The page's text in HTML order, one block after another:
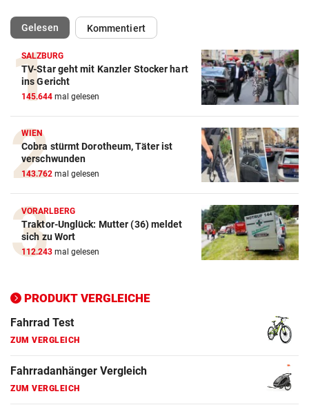
Gelesen(ausgewählt)Kommentiert
SALZBURG
TV-Star geht mit Kanzler Stocker hart
ins Gericht
145.644 mal gelesen
WIEN
Cobra stürmt Dorotheum, Täter ist
verschwunden
143.762 mal gelesen
VORARLBERG
Traktor-Unglück: Mutter (36) meldet
sich zu Wort
112.243 mal gelesen
PRODUKT VERGLEICHE
Action-Cam Vergleich
ZUM VERGLEICH
Crosstrainer Vergleich
ZUM VERGLEICH
E-Bike Vergleich
ZUM VERGLEICH
Elektro-Scooter Vergleich
ZUM VERGLEICH
ZUM VERGLEICH
Fahrrad Test
ZUM VERGLEICH
Fahrradanhänger Vergleich
ZUM VERGLEICH